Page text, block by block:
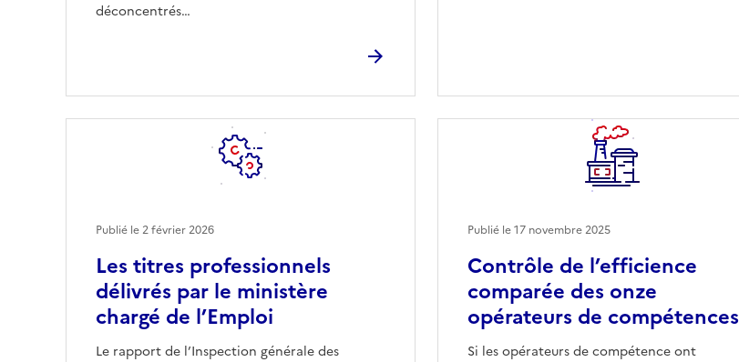
déconcentrés…
Les titres professionnels
délivrés par le ministère
chargé de l’Emploi
Le rapport de l’Inspection générale des
Publié le2 février 2026
Contrôle de l’efficience
comparée des onze
opérateurs de compétences
Si les opérateurs de compétence ont
Publié le17 novembre 2025